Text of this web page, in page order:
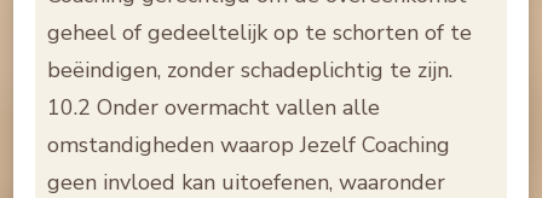
geheel of gedeeltelijk op te schorten of te
beëindigen, zonder schadeplichtig te zijn.
10.2 Onder overmacht vallen alle
omstandigheden waarop Jezelf Coaching
geen invloed kan uitoefenen, waaronder